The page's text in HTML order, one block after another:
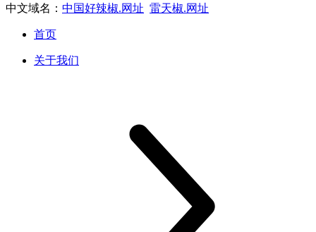
中文域名： 中国好辣椒.网址 雷天椒.网址
首页
关于我们